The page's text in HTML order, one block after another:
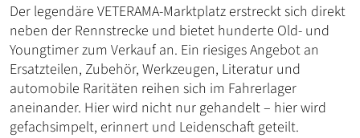
Der legendäre VETERAMA-Marktplatz erstreckt sich direkt
neben der Rennstrecke und bietet hunderte Old- und
Youngtimer zum Verkauf an. Ein riesiges Angebot an
Ersatzteilen, Zubehör, Werkzeugen, Literatur und
automobile Raritäten reihen sich im Fahrerlager
aneinander. Hier wird nicht nur gehandelt – hier wird
gefachsimpelt, erinnert und Leidenschaft geteilt.